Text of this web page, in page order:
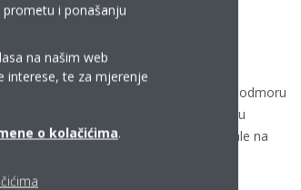
se proslavi
našu proslavu, a vi odaberite želite li u odmoru
obitelji ili ćete toplo vrijeme provesti u
Organiziramo godišnje zabave i festivale na
i ponašanju
na našim web
interese, te za mjerenje
o kolačićima.